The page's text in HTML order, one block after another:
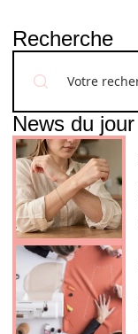
Recherche
News du jour